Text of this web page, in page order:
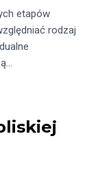
etapów
rodzaj